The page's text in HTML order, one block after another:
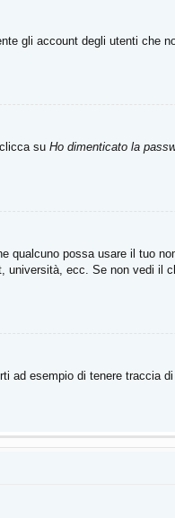
gli account degli utenti che
su Ho dimenticato la
possa usare il tuo
ecc. Se non vedi il
ad esempio di tenere traccia